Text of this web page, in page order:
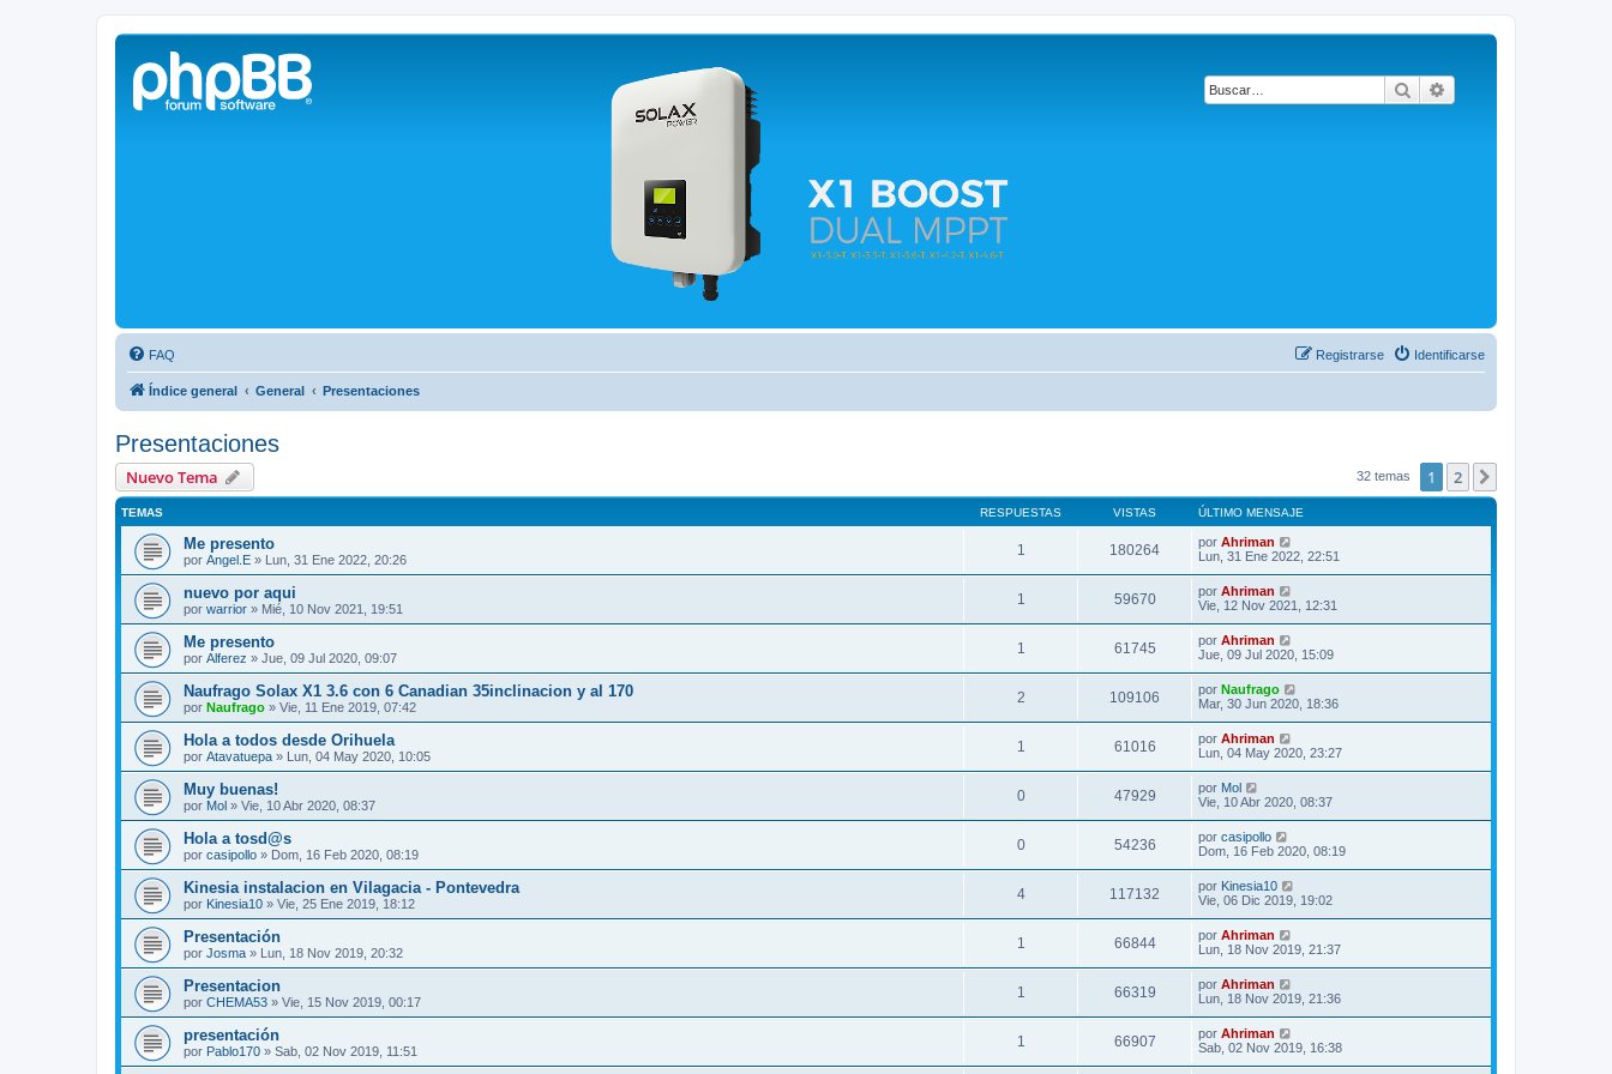
Buscar
Solax FAQ
Lugar para intercambiar dudas sobre inversores solares Solax y temas relacionados.
FAQ Identificarse
Registrarse
Índice general General Presentaciones
Presentaciones
Nuevo Tema 32 temas 1 2
TEMAS RESPUESTAS VISTAS ÚLTIMO MENSAJE
Me presento
por Angel.E » Lun, 31 Ene 2022, 20:26
1 180264 por Ahriman
Lun, 31 Ene 2022, 22:51
nuevo por aqui
por warrior » Mié, 10 Nov 2021, 19:51
1 59670 por Ahriman
Vie, 12 Nov 2021, 12:31
Me presento
por Alferez » Jue, 09 Jul 2020, 09:07
1 61745 por Ahriman
Jue, 09 Jul 2020, 15:09
Naufrago Solax X1 3.6 con 6 Canadian 35inclinacion y al 170
por Naufrago » Vie, 11 Ene 2019, 07:42
2 109106 por Naufrago
Mar, 30 Jun 2020, 18:36
Hola a todos desde Orihuela
por Atavatuepa » Lun, 04 May 2020, 10:05
1 61016 por Ahriman
Lun, 04 May 2020, 23:27
Muy buenas!
por Mol » Vie, 10 Abr 2020, 08:37
0 47929 por Mol
Vie, 10 Abr 2020, 08:37
Hola a tosd@s
por casipollo » Dom, 16 Feb 2020, 08:19
0 54236 por casipollo
Dom, 16 Feb 2020, 08:19
Kinesia instalacion en Vilagacia - Pontevedra
por Kinesia10 » Vie, 25 Ene 2019, 18:12
4 117132 por Kinesia10
Vie, 06 Dic 2019, 19:02
Presentación
por Josma » Lun, 18 Nov 2019, 20:32
1 66844 por Ahriman
Lun, 18 Nov 2019, 21:37
Presentacion
por CHEMA53 » Vie, 15 Nov 2019, 00:17
1 66319 por Ahriman
Lun, 18 Nov 2019, 21:36
presentación
por Pablo170 » Sab, 02 Nov 2019, 11:51
1 66907 por Ahriman
Sab, 02 Nov 2019, 16:38